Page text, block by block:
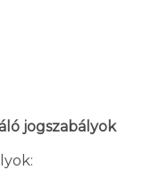
jogszabályok